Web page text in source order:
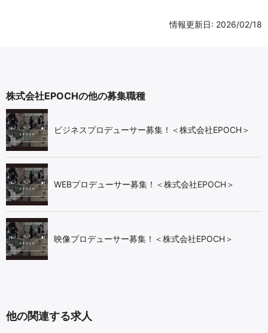
情報更新日: 2026/02/18
株式会社EPOCHの他の募集職種
ビジネスプロデューサー募集！＜株式会社EPOCH＞
WEBプロデューサー募集！＜株式会社EPOCH＞
映像プロデューサー募集！＜株式会社EPOCH＞
他の関連する求人